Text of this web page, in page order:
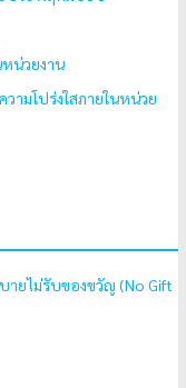
หน่วยงาน
ามโปร่งใสภายในหน่วย
ายไม่รับของขวัญ (No Gift